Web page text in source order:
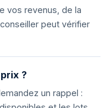
vos revenus, de la
peut vérifier
?
un rappel :